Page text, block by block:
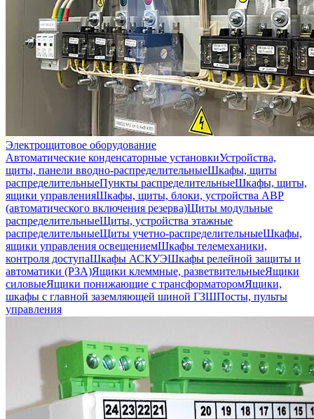
Электрощитовое оборудование
Автоматические конденсаторные установкиУстройства,
щиты, панели вводно-распределительныеШкафы, щиты
распределительныеПункты распределительныеШкафы, щиты,
ящики управленияШкафы, щиты, блоки, устройства АВР
(автоматического включения резерва)Щиты модульные
распределительныеЩиты, устройства этажные
распределительныеЩиты учетно-распределительныеШкафы,
ящики управления освещениемШкафы телемеханики,
контроля доступаШкафы АСКУЭШкафы релейной защиты и
автоматики (РЗА)Ящики клеммные, разветвительныеЯщики
силовыеЯщики понижающие с трансформаторомЯщики,
шкафы с главной заземляющей шиной ГЗШПосты, пульты
управления